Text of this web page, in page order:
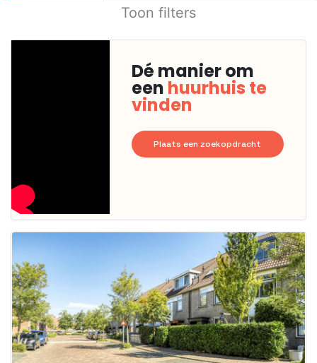
Toon filters
Dé manier om
een huurhuis te
vinden
Plaats een zoekopdracht
al verhuurd
maken moet je
binnen 15
minuten
reageren.
Stekkies helpt
je hierbij!